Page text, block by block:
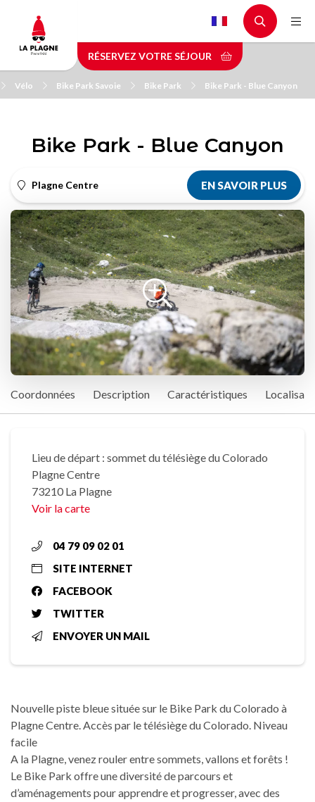
contenu
principal
RÉSERVEZ VOTRE SÉJOUR
Vélo Bike Park Savoie Bike Park Bike Park - Blue Canyon
Bike Park - Blue Canyon
Plagne Centre EN SAVOIR PLUS
Coordonnées Description Caractéristiques
Lieu de départ : sommet du télésiège du Colorado
Plagne Centre
73210 La Plagne
Voir la carte
04 79 09 02 01
SITE INTERNET
FACEBOOK
TWITTER
ENVOYER UN MAIL
Nouvelle piste bleue située sur le Bike Park du Colorado à
Plagne Centre. Accès par le télésiège du Colorado. Niveau
facile
A la Plagne, venez rouler entre sommets, vallons et forêts !
Le Bike Park offre une diversité de parcours et
d’aménagements pour apprendre et progresser, avec des